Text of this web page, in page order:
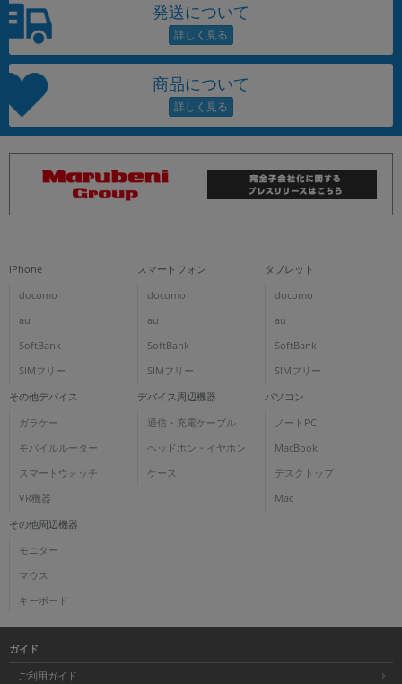
発送について
商品について
iPhone
docomo
au
SoftBank
SIMフリー
スマートフォン
docomo
au
SoftBank
SIMフリー
タブレット
docomo
au
SoftBank
SIMフリー
その他デバイス
ガラケー
モバイルルーター
スマートウォッチ
VR機器
デバイス周辺機器
通信・充電ケーブル
ヘッドホン・イヤホン
ケース
パソコン
ノートPC
MacBook
デスクトップ
Mac
その他周辺機器
モニター
マウス
キーボード
ガイド
ご利用ガイド